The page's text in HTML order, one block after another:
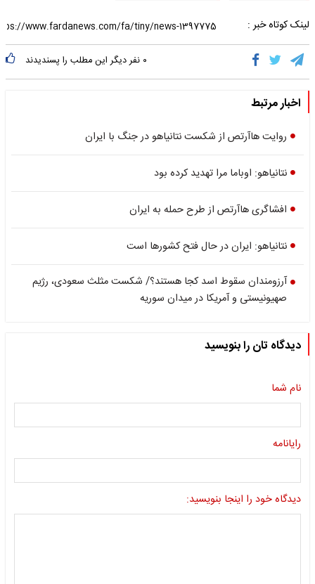
لینک کوتاه خبر :
۰ نفر دیگر این مطلب را پسندیدند
اخبار مرتبط
روایت هاآرتص از شکست نتانیاهو در جنگ با ایران
نتانیاهو: اوباما مرا تهدید کرده بود
افشاگری هاآرتص از طرح حمله به ایران
نتانیاهو: ایران در حال فتح کشورها است
آرزومندان سقوط اسد کجا هستند؟/ شکست مثلث سعودی، رژیم
صهیونیستی و آمریکا در میدان سوریه
دیدگاه تان را بنویسید
نام شما
رایانامه
دیدگاه خود را اینجا بنویسید: